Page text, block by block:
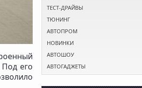
его
ТЕСТ-ДРАЙВЫ
ТЮНИНГ
АВТОПРОМ
НОВИНКИ
АВТОШОУ
АВТОГАДЖЕТЫ